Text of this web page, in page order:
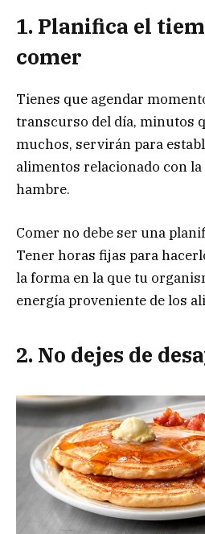
1. Planifica el
comer
Tienes que agendar
transcurso del día, minutos
muchos, servirán para
alimentos relacionado con
hambre.
Comer no debe ser una
Tener horas fijas para
la forma en la que tu
energía proveniente de los
2. No dejes de